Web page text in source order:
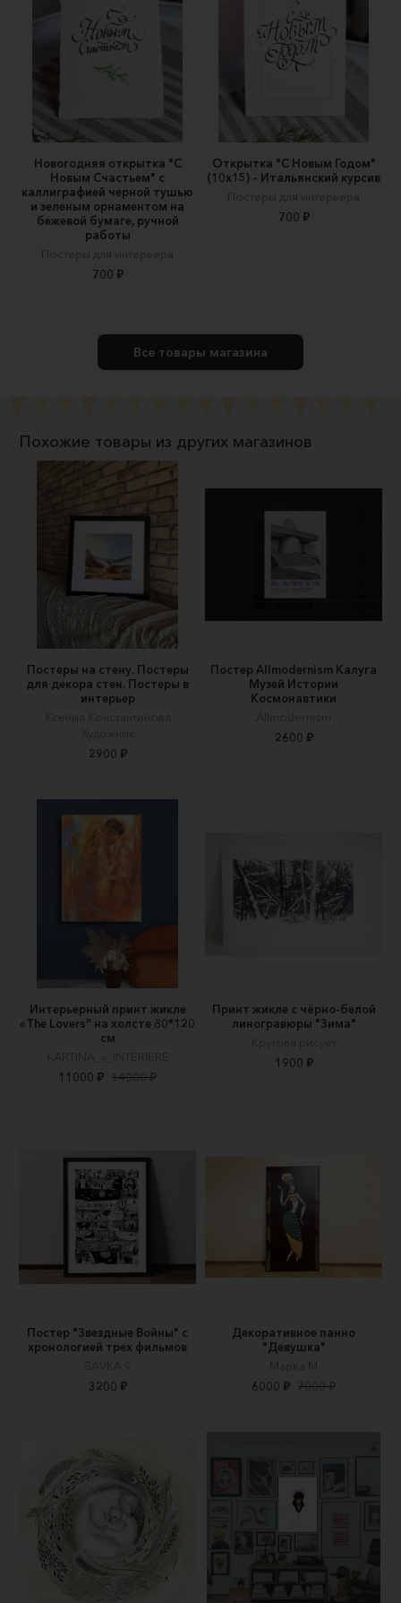
Новогодняя открытка "С
Новым Счастьем" с
каллиграфией черной тушью
и зеленым орнаментом на
бежевой бумаге, ручной
работы
Постеры для интерьера
700 ₽
Открытка "С Новым Годом"
(10х15) – Итальянский курсив
Постеры для интерьера
700 ₽
Все товары магазина
Похожие товары из других магазинов
Постеры на стену. Постеры
для декора стен. Постеры в
интерьер
Ксения Константинова
Художник
2900 ₽
Постер Allmodernism Калуга
Музей Истории
Космонавтики
Allmodernism
2600 ₽
Интерьерный принт жикле
«The Lovers” на холсте 80*120
см
KARTINA_v_INTERIERE
11000 ₽ 14000 ₽
Принт жикле с чёрно-белой
линогравюры "Зима"
Крутова рисует
1900 ₽
Постер "Звездные Войны" с
хронологией трех фильмов
SAVKA 9
3200 ₽
Декоративное панно
"Девушка"
Марка М
6000 ₽ 7000 ₽